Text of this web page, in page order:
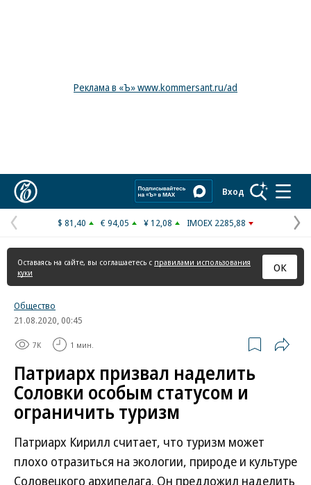
Реклама в «Ъ» www.kommersant.ru/ad
Вход
Предыдущая
страница
$ 81,40 € 94,05 ¥ 12,08 IMOEX 2285,88
Оставаясь на сайте, вы соглашаетесь с правилами использования
куки
ОК
Общество
21.08.2020, 00:45
7K 1 мин.
Патриарх призвал наделить
Соловки особым статусом и
ограничить туризм
Патриарх Кирилл считает, что туризм может
плохо отразиться на экологии, природе и культуре
Соловецкого архипелага. Он предложил наделить